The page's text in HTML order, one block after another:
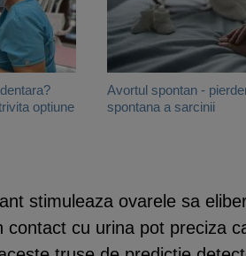
optiune
Avortul spontan -
spontana a sarcinii
stimuleaza ovarele sa
contact cu urina pot preciza